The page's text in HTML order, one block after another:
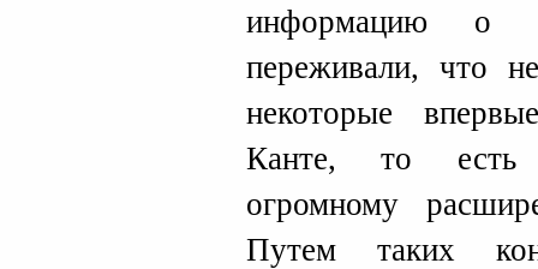
информацию о
переживали, что
некоторые
Канте, то есть
огромному
Путем таких